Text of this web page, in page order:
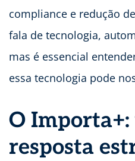
compliance e redução
fala de tecnologia,
mas é essencial
essa tecnologia pode
O
resposta